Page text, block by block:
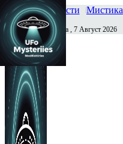
Главная Новости Мистика
Сегодня Пятница , 7 Август 2026